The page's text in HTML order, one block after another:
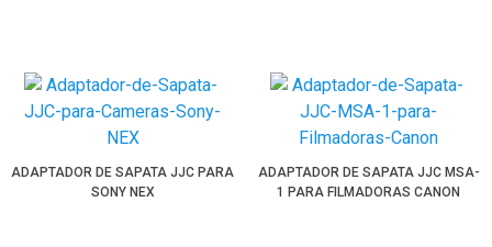
ADAPTADOR DE SAPATA JJC PARA
SONY NEX
ADAPTADOR DE SAPATA JJC MSA-
1 PARA FILMADORAS CANON